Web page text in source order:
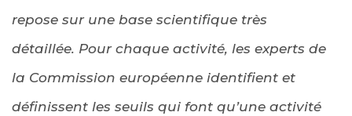
repose sur une base scientifique très
détaillée. Pour chaque activité, les experts de
la Commission européenne identifient et
définissent les seuils qui font qu’une activité